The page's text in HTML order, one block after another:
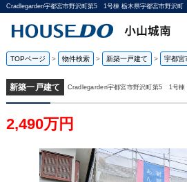
TOPページ > 物件検索 > 新築一戸建て > 宇都宮
新築一戸建て Cradlegarden宇都宮市野沢町第5 1号棟
2,490万円